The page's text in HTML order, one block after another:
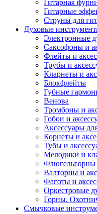
Гитарная
Гитарные
Струны для
Духовые
Электронные
Саксофоны и
Флейты и
Трубы и
Кларнеты и
Блокфлейты
Губные
Венова
Тромбоны и
Гобои и
Аксессуары
Корнеты и
Тубы и
Мелодики и
Флюгельгорны
Валторны и
Фаготы и
Оркестровые
Горны.
Смычковые